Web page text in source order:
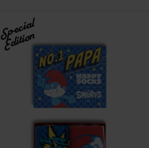
Special
Edition